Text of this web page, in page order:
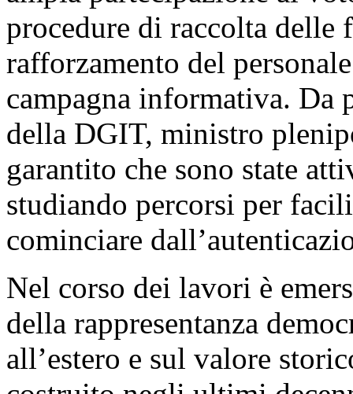
procedure di raccolta
rafforzamento del
campagna informativa. Da
della DGIT, ministro
garantito che sono state
studiando percorsi per
cominciare
Nel corso dei lavori è
della rappresentanza
all’estero e sul valore